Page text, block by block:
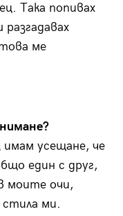
Така попивах
ме
усещане, че
един с друг,
моите очи,
ми.